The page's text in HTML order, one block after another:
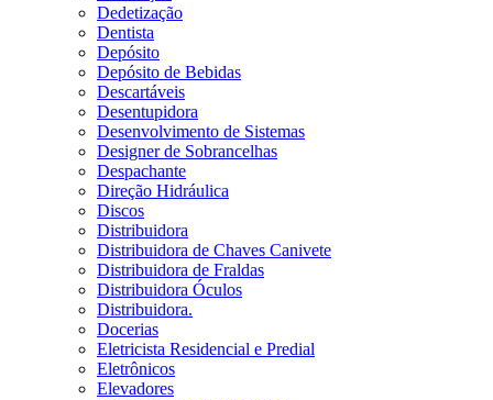
Dedetização
Dentista
Depósito
Depósito de Bebidas
Descartáveis
Desentupidora
Desenvolvimento de Sistemas
Designer de Sobrancelhas
Despachante
Direção Hidráulica
Discos
Distribuidora
Distribuidora de Chaves Canivete
Distribuidora de Fraldas
Distribuidora Óculos
Distribuidora.
Docerias
Eletricista Residencial e Predial
Eletrônicos
Elevadores